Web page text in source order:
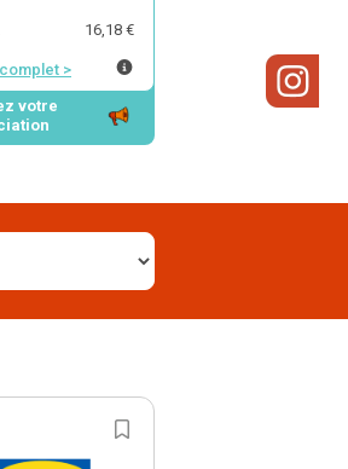
16,18 €
>
votre